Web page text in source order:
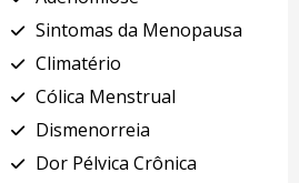
Sintomas da Menopausa
Climatério
Cólica Menstrual
Dismenorreia
Dor Pélvica Crônica